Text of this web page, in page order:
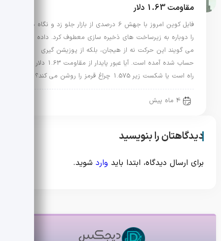
مقاومت 1.63 دلار
فایل کوین امروز با جهش 6 درصدی از بازار جلو زد و نگاه ها
را دوباره به زیرساخت های ذخیره سازی معطوف کرد. داده ها
می گویند این حرکت نه از هیجان، بلکه از پوزیشن گیری
حساب شده آمده است. آیا عبور پایدار از مقاومت 1.63 دلار در
راه است یا شکست زیر 1.575 چراغ قرمز را روشن می کند؟
4 ماه پیش
دیدگاهتان را بنویسید
برای ارسال دیدگاه، ابتدا باید وارد شوید.